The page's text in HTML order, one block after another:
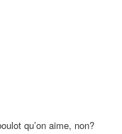
qu’on aime, non?